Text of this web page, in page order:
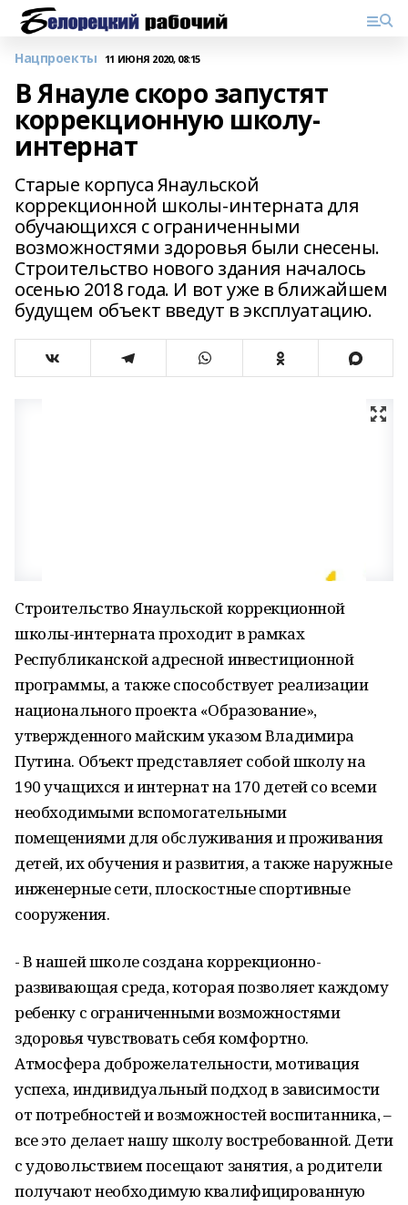
Нацпроекты 11 ИЮНЯ 2020, 08:15
В Янауле скоро запустят
коррекционную школу-
интернат
Старые корпуса Янаульской
коррекционной школы-интерната для
обучающихся с ограниченными
возможностями здоровья были снесены.
Строительство нового здания началось
осенью 2018 года. И вот уже в ближайшем
будущем объект введут в эксплуатацию.
Строительство Янаульской коррекционной
школы-интерната проходит в рамках
Республиканской адресной инвестиционной
программы, а также способствует реализации
национального проекта «Образование»,
утвержденного майским указом Владимира
Путина. Объект представляет собой школу на
190 учащихся и интернат на 170 детей со всеми
необходимыми вспомогательными
помещениями для обслуживания и проживания
детей, их обучения и развития, а также наружные
инженерные сети, плоскостные спортивные
сооружения.
- В нашей школе создана коррекционно-
развивающая среда, которая позволяет каждому
ребенку с ограниченными возможностями
здоровья чувствовать себя комфортно.
Атмосфера доброжелательности, мотивация
успеха, индивидуальный подход в зависимости
от потребностей и возможностей воспитанника, –
все это делает нашу школу востребованной. Дети
с удовольствием посещают занятия, а родители
получают необходимую квалифицированную